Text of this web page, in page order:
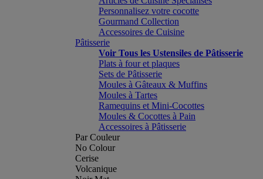
Personnalisez votre cocotte
Gourmand Collection
Accessoires de Cuisine
Pâtisserie
Voir Tous les Ustensiles de Pâtisserie
Plats à four et plaques
Sets de Pâtisserie
Moules à Gâteaux & Muffins
Moules à Tartes
Ramequins et Mini-Cocottes
Moules & Cocottes à Pain
Accessoires à Pâtisserie
Par Couleur
No Colour
Cerise
Volcanique